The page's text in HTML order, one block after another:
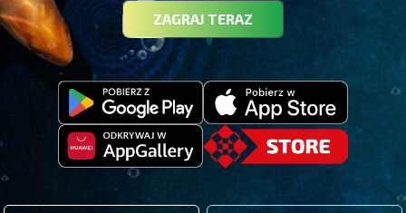
ZAGRAJ TERAZ